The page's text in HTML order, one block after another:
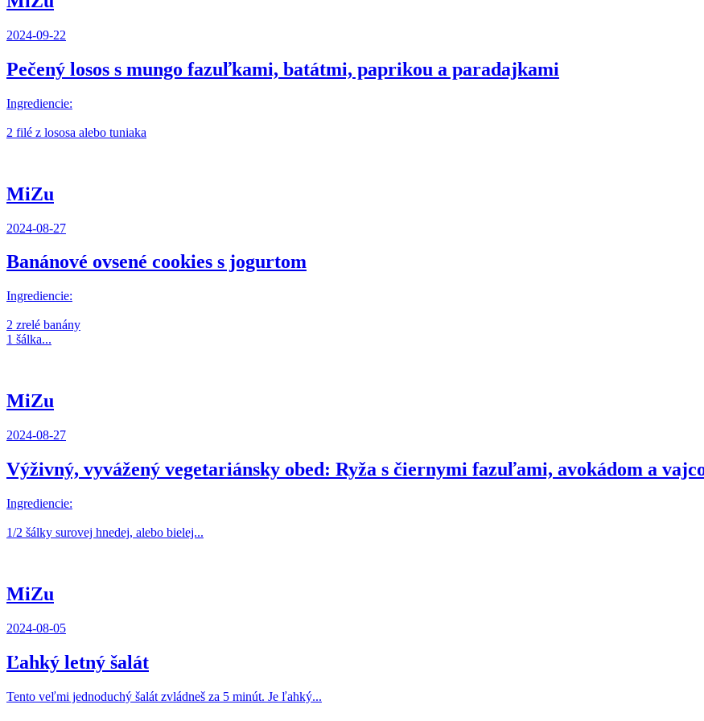
2024-09-22
Pečený losos s mungo fazuľkami, batátmi, paprikou a paradajkami
Ingrediencie:
2 filé z lososa alebo tuniaka
MiZu
2024-08-27
Banánové ovsené cookies s jogurtom
Ingrediencie:
2 zrelé banány
1 šálka...
MiZu
2024-08-27
Výživný, vyvážený vegetariánsky obed: Ryža s čiernymi fazuľami, avokádom a
Ingrediencie:
1/2 šálky surovej hnedej, alebo bielej...
MiZu
2024-08-05
Ľahký letný šalát
Tento veľmi jednoduchý šalát zvládneš za 5 minút. Je ľahký...